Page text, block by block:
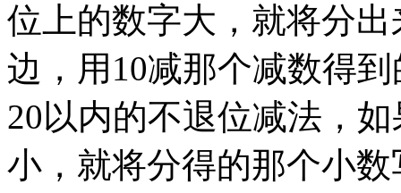
位上的数字大，就将分
边，用10减那个减数得
20以内的不退位减法，
小，就将分得的那个小